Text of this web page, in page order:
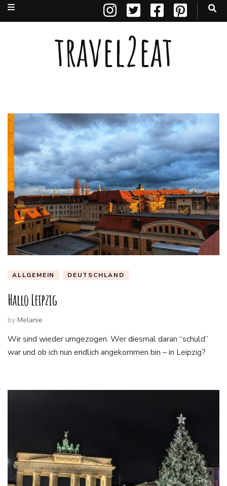
travel2eat
ALLGEMEIN DEUTSCHLAND
Hallo Leipzig
by Melanie
Wir sind wieder umgezogen. Wer diesmal daran “schuld”
war und ob ich nun endlich angekommen bin – in Leipzig?